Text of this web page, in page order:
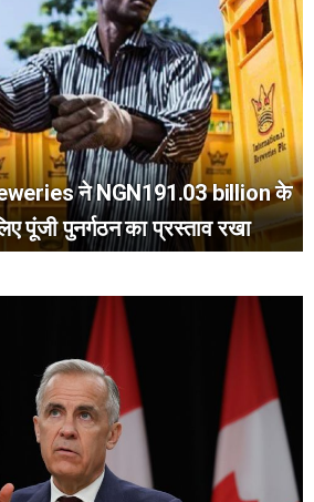
ने NGN191.03 billion के
पूंजी पुनर्गठन का प्रस्ताव रखा